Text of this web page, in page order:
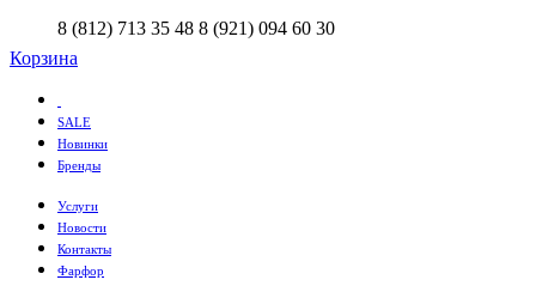
8 (812) 713 35 48 8 (921) 094 60 30
Корзина
SALE
Новинки
Бренды
Услуги
Новости
Контакты
Фарфор